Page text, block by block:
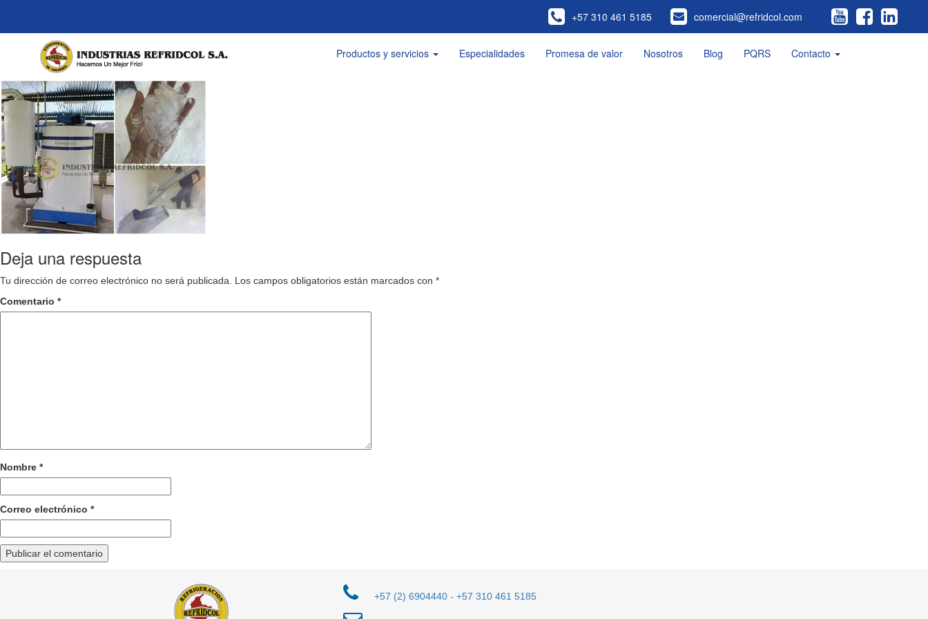
+57 310 461 5185 comercial@refridcol.com
Productos y servicios Especialidades Promesa de valor Nosotros Blog PQRS Contacto
Deja una respuesta
Tu dirección de correo electrónico no será publicada. Los campos obligatorios están marcados con *
Comentario *
Nombre *
Correo electrónico *
+57 (2) 6904440 - +57 310 461 5185